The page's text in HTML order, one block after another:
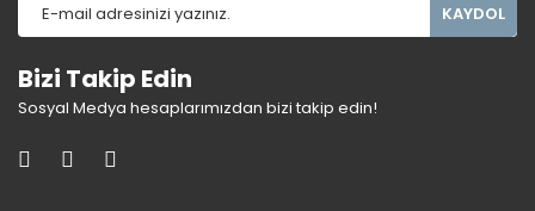
KAYDOL
Bizi Takip Edin
Sosyal Medya hesaplarımızdan bizi takip edin!